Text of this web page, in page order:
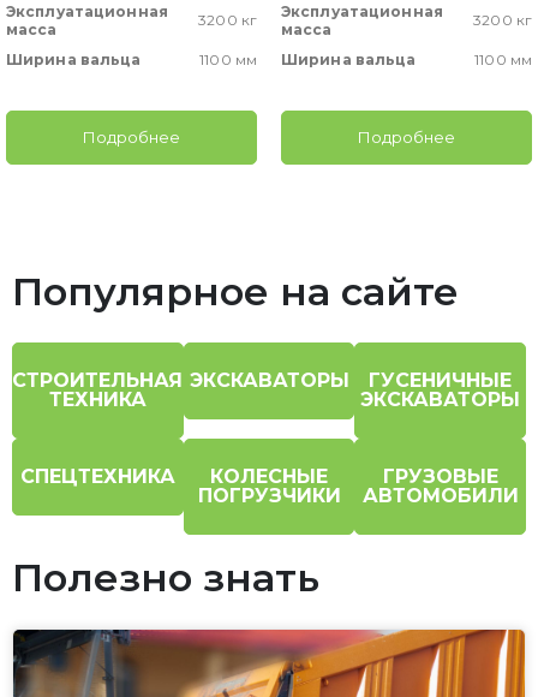
Эксплуатационная
масса
3200 кг
Ширина вальца 1100 мм
Подробнее
Эксплуатационная
масса
3200 кг
Ширина вальца 1100 мм
Подробнее
Популярное на сайте
СТРОИТЕЛЬНАЯ
ТЕХНИКА
ЭКСКАВАТОРЫ
ГУСЕНИЧНЫЕ
ЭКСКАВАТОРЫ
СПЕЦТЕХНИКА
КОЛЕСНЫЕ
ПОГРУЗЧИКИ
ГРУЗОВЫЕ
АВТОМОБИЛИ
Полезно знать